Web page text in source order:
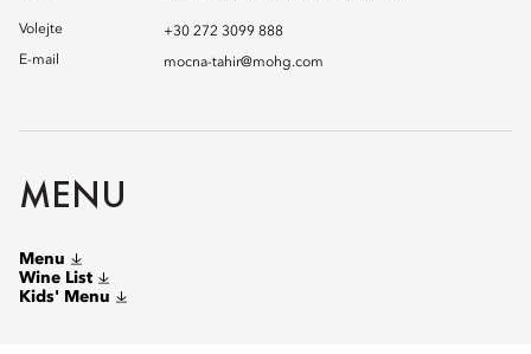
Volejte
+30 272 3099 888
E-mail
mocna-tahir@mohg.com
MENU
Menu
Wine List
Kids' Menu